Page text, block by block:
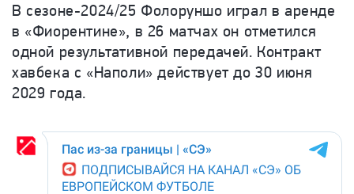
В сезоне-2024/25 Фолоруншо играл в аренде
в «Фиорентине», в 26 матчах он отметился
одной результативной передачей. Контракт
хавбека с «Наполи» действует до 30 июня
2029 года.